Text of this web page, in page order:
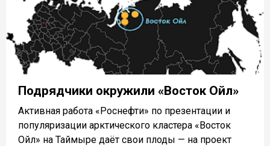
Подрядчики окружили «Восток Ойл»
Активная работа «Роснефти» по презентации и
популяризации арктического кластера «Восток
Ойл» на Таймыре даёт свои плоды — на проект